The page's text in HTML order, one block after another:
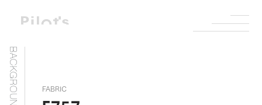
FABRIC